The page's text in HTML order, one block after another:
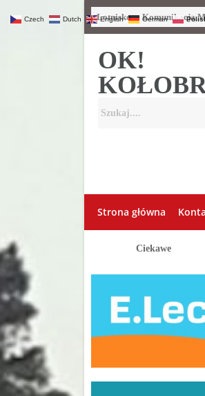
Lotnisko Komunikacja
OK!
Strona główna
Ciekawe
Czech Dutch English German